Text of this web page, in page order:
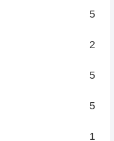
5
2
5
5
1